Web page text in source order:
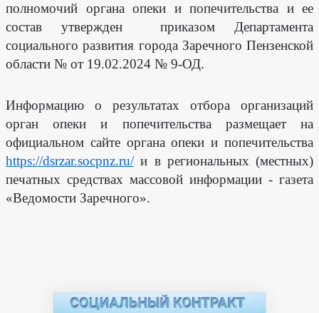
полномочий органа опеки и попечительства и ее
состав утвержден приказом Департамента
социального развития города Заречного Пензенской
области № от 19.02.2024 № 9-ОД.
Информацию о результатах отбора организаций
орган опеки и попечительства размещает на
официальном сайте органа опеки и попечительства
https://dsrzar.socpnz.ru/и в региональных (местных)
печатных средствах массовой информации - газета
«Ведомости Заречного».